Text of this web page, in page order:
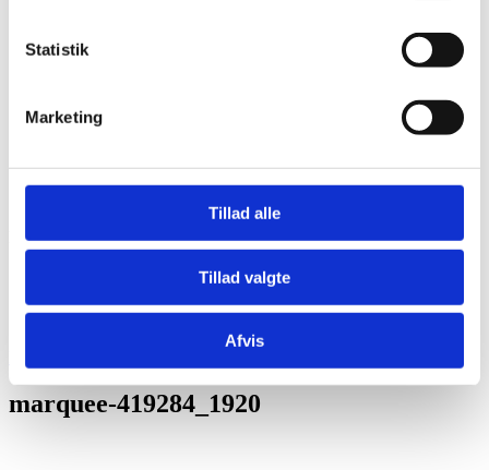
Statistik
Marketing
Tillad alle
Tillad valgte
Afvis
Historie
Kontakt
marquee-419284_1920
telte
marquee-419284_1920